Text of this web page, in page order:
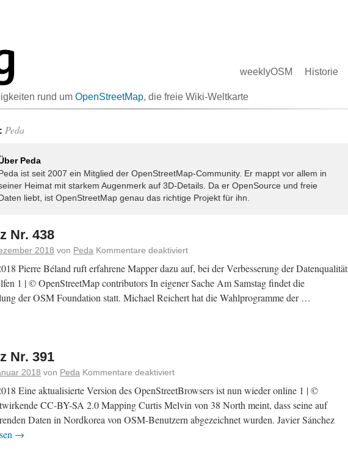
rund um OpenStreetMap, ​die freie Wiki-Weltkarte
weeklyOSM Historie
Peda
Peda
ist seit 2007 ein Mitglied der OpenStreetMap-Community. Er mappt vor allem in
Heimat mit starkem Augenmerk auf 3D-Details. Da er OpenSource und freie
liebt, ist OpenStreetMap genau das richtige Projekt für ihn.
Nr. 438
2018 von Peda Kommentare deaktiviert
Pierre Béland ruft erfahrene Mapper dazu auf, bei der Verbesserung der Datenqualität
1 | © OpenStreetMap contributors In eigener Sache Am Samstag findet die
der OSM Foundation statt. Michael Reichert hat die Wahlprogramme der …
Nr. 391
2018 von Peda Kommentare deaktiviert
Eine aktualisierte Version des OpenStreetBrowsers ist nun wieder online 1 | ©
CC-BY-SA 2.0 Mapping Curtis Melvin von 38 North meint, dass seine auf
Daten in Nordkorea von OSM-Benutzern abgezeichnet wurden. Javier Sánchez
→